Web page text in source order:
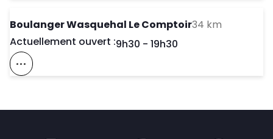
Boulanger Wasquehal Le Comptoir34 km
Actuellement ouvert :Day of the Week
9h30 - 19h30
Voir Ce Magasin Sur La Carte